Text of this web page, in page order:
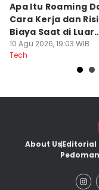
Apa Itu Roaming
Cara Kerja dan
Biaya Saat di Luar
Negeri
10 Agu 2026, 19:03 WIB
Tech
About UsEditorial